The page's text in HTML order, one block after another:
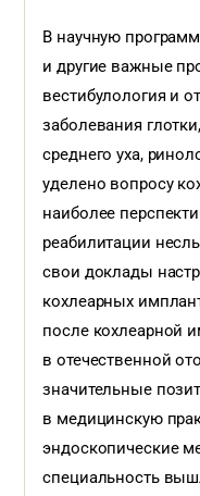
В научную
и другие важные
вестибулология и
заболевания
среднего уха,
уделено вопросу
наиболее
реабилитации
свои доклады
кохлеарных
после кохлеарной
в отечественной
значительные
в медицинскую
эндоскопические
специальность